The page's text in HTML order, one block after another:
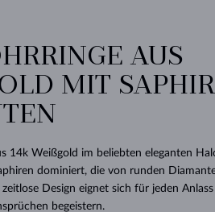
RICHTIGEN
DURCHSEHEN
LIEBE
DURCHSEHEN
GELBGOLD
ROSÉGOLD
ANGEBOT
DURCHSEHEN
TANSANITE
TOPASE
TURMALINE
BABY-OHRRINGE
HOCHZEITSOHRRINGE
SCHÖN
DURCHSEHEN
TURMALINE
MOLDAVITE
MINERALKETTEN
WEISSGOLD
GELBGOLD
SIMPLEN
DINGE
DURCHSEHEN
PERLEN
DURCHSEHEN
SAPHIRE
SMARAGDE
MOLDAVITE
HOCHZEITSSCHMUCK
GELBGOLD
KLENOTA
DURCHSEHEN
SCHENKEN
DURCHSEHEN
DURCHSEHEN
AUS
MIT
14k Weißgold im beliebten eleganten
dominiert, die von runden
zeitlose Design eignet sich für jeden
begeistern.